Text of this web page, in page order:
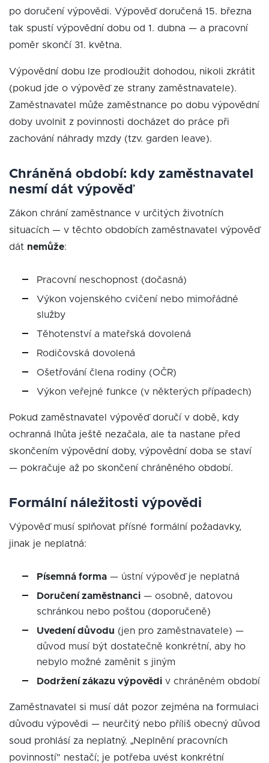
po doručení výpovědi. Výpověď doručená 15. března
tak spustí výpovědní dobu od 1. dubna — a pracovní
poměr skončí 31. května.
Výpovědní dobu lze prodloužit dohodou, nikoli zkrátit
(pokud jde o výpověď ze strany zaměstnavatele).
Zaměstnavatel může zaměstnance po dobu výpovědní
doby uvolnit z povinnosti docházet do práce při
zachování náhrady mzdy (tzv. garden leave).
Chráněná období: kdy zaměstnavatel
nesmí dát výpověď
Zákon chrání zaměstnance v určitých životních
situacích — v těchto obdobích zaměstnavatel výpověď
dát nemůže:
Pracovní neschopnost (dočasná)
Výkon vojenského cvičení nebo mimořádné
služby
Těhotenství a mateřská dovolená
Rodičovská dovolená
Ošetřování člena rodiny (OČR)
Výkon veřejné funkce (v některých případech)
Pokud zaměstnavatel výpověď doručí v době, kdy
ochranná lhůta ještě nezačala, ale ta nastane před
skončením výpovědní doby, výpovědní doba se staví
— pokračuje až po skončení chráněného období.
Formální náležitosti výpovědi
Výpověď musí splňovat přísné formální požadavky,
jinak je neplatná:
Písemná forma — ústní výpověď je neplatná
Doručení zaměstnanci — osobně, datovou
schránkou nebo poštou (doporučeně)
Uvedení důvodu (jen pro zaměstnavatele) —
důvod musí být dostatečně konkrétní, aby ho
nebylo možné zaměnit s jiným
Dodržení zákazu výpovědi v chráněném období
Zaměstnavatel si musí dát pozor zejména na formulaci
důvodu výpovědi — neurčitý nebo příliš obecný důvod
soud prohlásí za neplatný. „Neplnění pracovních
povinností" nestačí; je potřeba uvést konkrétní